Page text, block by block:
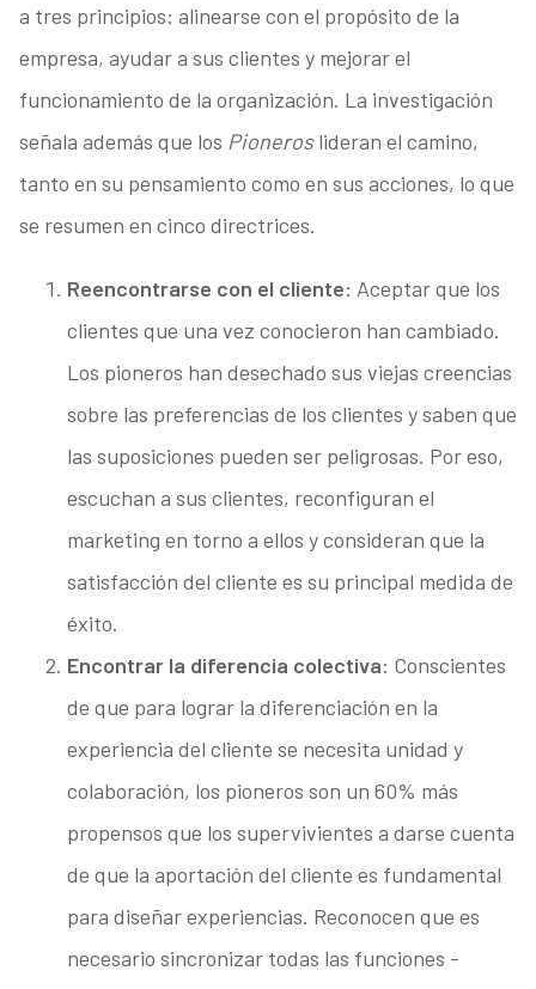
a tres principios: alinearse con el propósito de la
empresa, ayudar a sus clientes y mejorar el
funcionamiento de la organización. La investigación
señala además que los Pioneroslideran el camino,
tanto en su pensamiento como en sus acciones, lo que
se resumen en cinco directrices.
Reencontrarse con el cliente: Aceptar que los
clientes que una vez conocieron han cambiado.
Los pioneros han desechado sus viejas creencias
sobre las preferencias de los clientes y saben que
las suposiciones pueden ser peligrosas. Por eso,
escuchan a sus clientes, reconfiguran el
marketing en torno a ellos y consideran que la
satisfacción del cliente es su principal medida de
éxito.
Encontrar la diferencia colectiva: Conscientes
de que para lograr la diferenciación en la
experiencia del cliente se necesita unidad y
colaboración, los pioneros son un 60% más
propensos que los supervivientes a darse cuenta
de que la aportación del cliente es fundamental
para diseñar experiencias. Reconocen que es
necesario sincronizar todas las funciones -